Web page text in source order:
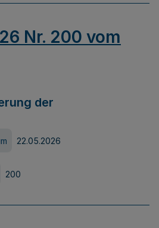
Nr. 200 vom
der
22.05.2026
200